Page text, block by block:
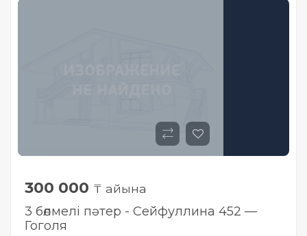
300 000 ₸ айына
3 бөлмелі пәтер - Сейфуллина 452 —
Гоголя